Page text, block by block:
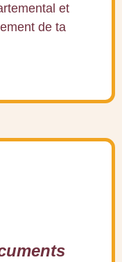
et
de ta